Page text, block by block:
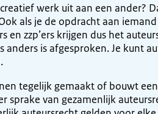
werk uit aan een ander?
als je de opdracht aan
en zzp’ers krijgen dus het
anders is afgesproken. Je kunt
tegelijk gemaakt of bouwt
sprake van gezamenlijk